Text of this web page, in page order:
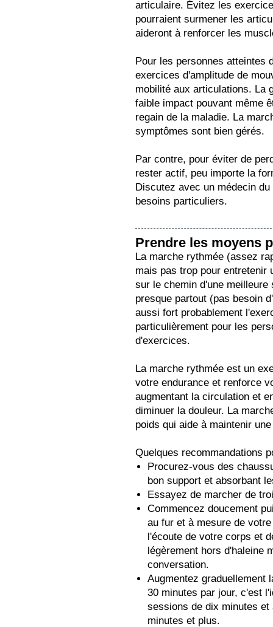
articulaire. Évitez les
pourraient surmener les
aideront à renforcer les
Pour les personnes atteintes
exercices d'amplitude de
mobilité aux articulations. La
faible impact pouvant même
regain de la maladie. La
symptômes sont bien gérés.
Par contre, pour éviter de
rester actif, peu importe la
Discutez avec un médecin
besoins particuliers.
Prendre les moyens
La marche rythmée (assez
mais pas trop pour entretenir
sur le chemin d'une
presque partout (pas besoin
aussi fort probablement
particulièrement pour les
d'exercices.
La marche rythmée est un
votre endurance et renforce
augmentant la circulation et
diminuer la douleur. La
poids qui aide à maintenir
Quelques recommandations
Procurez-vous des
bon support et absorbant
Essayez de marcher de
Commencez doucement
au fur et à mesure de
l'écoute de votre corps et
légèrement hors d'haleine
conversation.
Augmentez graduellement
30 minutes par jour, c'est
sessions de dix minutes et
minutes et plus.